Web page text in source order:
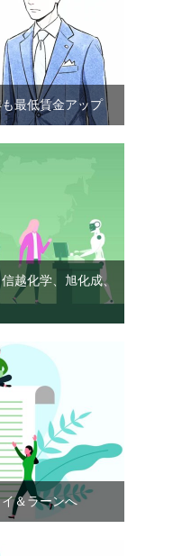
最低賃金アップ
越化学、旭化成、
＆ラーンへ